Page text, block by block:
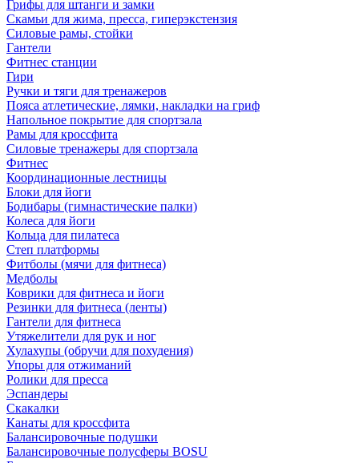
Грифы для штанги и замки
Скамьи для жима, пресса, гиперэкстензия
Силовые рамы, стойки
Гантели
Фитнес станции
Гири
Ручки и тяги для тренажеров
Пояса атлетические, лямки, накладки на гриф
Напольное покрытие для спортзала
Рамы для кроссфита
Силовые тренажеры для спортзала
Фитнес
Координационные лестницы
Блоки для йоги
Бодибары (гимнастические палки)
Колеса для йоги
Кольца для пилатеса
Степ платформы
Фитболы (мячи для фитнеса)
Медболы
Коврики для фитнеса и йоги
Резинки для фитнеса (ленты)
Гантели для фитнеса
Утяжелители для рук и ног
Хулахупы (обручи для похудения)
Упоры для отжиманий
Ролики для пресса
Эспандеры
Скакалки
Канаты для кроссфита
Балансировочные подушки
Балансировочные полусферы BOSU